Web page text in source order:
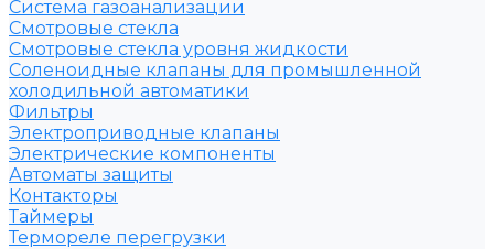
Система газоанализации
Смотровые стекла
Смотровые стекла уровня жидкости
Соленоидные клапаны для промышленной
холодильной автоматики
Фильтры
Электроприводные клапаны
Электрические компоненты
Автоматы защиты
Контакторы
Таймеры
Термореле перегрузки